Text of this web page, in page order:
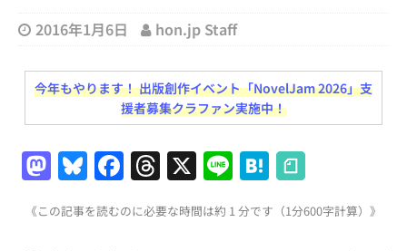
2016年1月6日 hon.jp Staff
今年もやります！ 出版創作イベント「NovelJam 2026」支
援者募集クラファン実施中！
M
a
st
Bl
u
e
F
a
c
T
h
re
X Li
n
e
H
at
e
《この記事を読むのに必要な時間は約 1 分です（1分600字計算）》